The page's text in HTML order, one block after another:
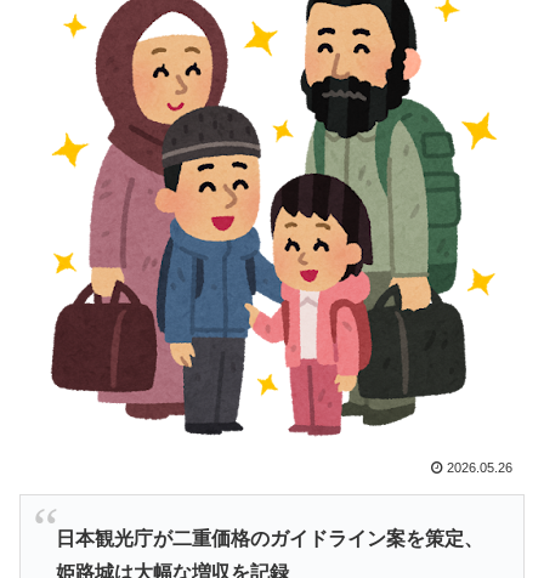
があったんだね」
「二人は父も母も同じきょうだいだった」2002年と
2004年、別々に養子に迎えられた男の子と女の子が受
けたDNA検査
▶
【海外の反応】南アのGK、ペナルティエリアを壮大に
勘違いして一発退場「どんな空間認識能力だよｗ」
海外「日本のアニメは世界観や設定の作り込みが半端じ
ゃない…！」外国人を夢中ににする世界観の作品と
は・・・？ 海外の反応
▶
【海外の反応】舛添元東京都知事「日本は外国人労働者
の受け入れ準備ができていない」 → 「変化を嫌い過ぎ
て準備なんて一生できないぞ」「少子化が問題として挙
がったのは何年も前の話なのに」
▶ 海外「蘇生した母親は翌日には母乳をあげていた。で、
次の患者に顔面を殴られた」医師たちが語る忘れられな
2026.05.26
日本観光庁が二重価格のガイドライン案を策定、
姫路城は大幅な増収を記録